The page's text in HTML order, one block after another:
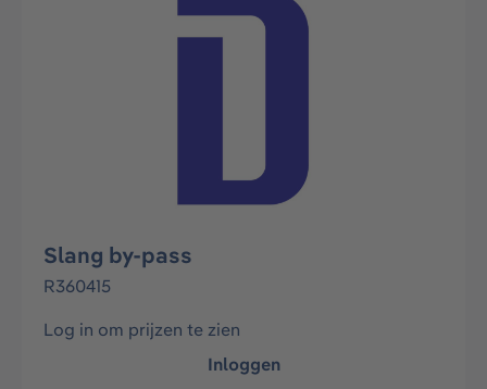
Slang by-pass
R360415
Log in om prijzen te zien
Inloggen